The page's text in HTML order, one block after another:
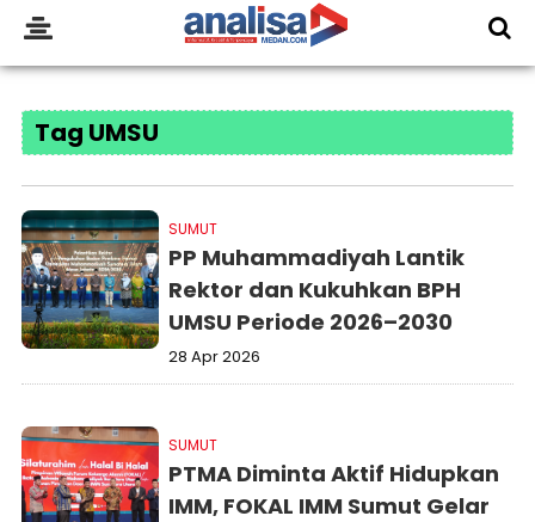
Tag UMSU
SUMUT
PP Muhammadiyah Lantik
Rektor dan Kukuhkan BPH
UMSU Periode 2026–2030
28 Apr 2026
SUMUT
PTMA Diminta Aktif Hidupkan
IMM, FOKAL IMM Sumut Gelar